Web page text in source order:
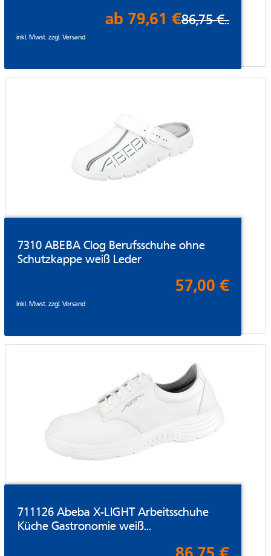
ab 79,61 €86,75 €..
inkl. Mwst. zzgl.Versand
7310 ABEBA Clog Berufsschuhe ohne
Schutzkappe weiß Leder
57,00 €
inkl. Mwst. zzgl.Versand
711126 Abeba X-LIGHT Arbeitsschuhe
Küche Gastronomie weiß...